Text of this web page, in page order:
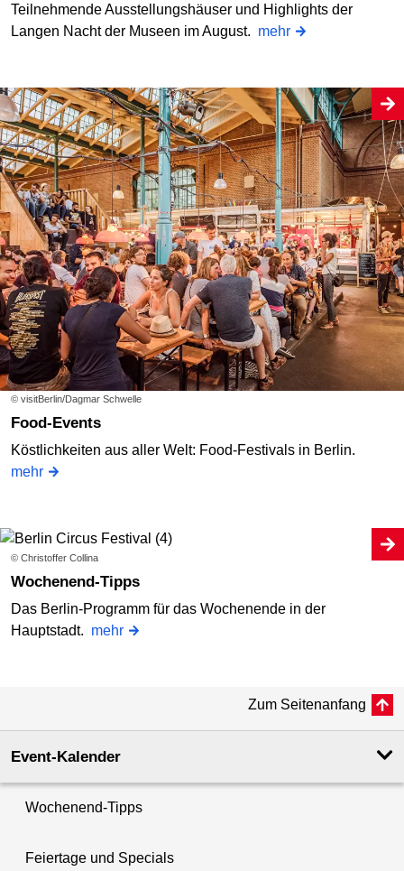
Teilnehmende Ausstellungshäuser und Highlights der
Langen Nacht der Museen im August. mehr
© visitBerlin/Dagmar Schwelle
Food-Events
Köstlichkeiten aus aller Welt: Food-Festivals in Berlin.
mehr
© Christoffer Collina
Wochenend-Tipps
Das Berlin-Programm für das Wochenende in der
Hauptstadt. mehr
Zum Seitenanfang
Event-Kalender
Wochenend-Tipps
Feiertage und Specials